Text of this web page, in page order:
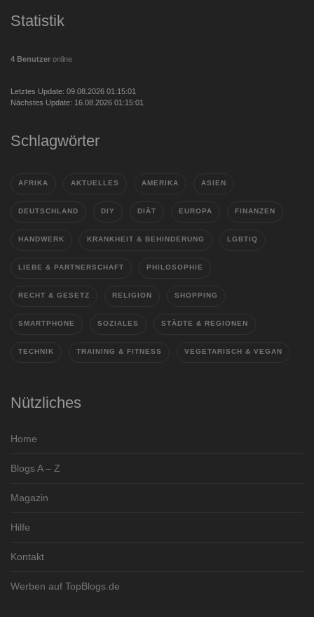
Statistik
4 Benutzer online
Letztes Update: 09.08.2026 01:15:01
Nächstes Update: 16.08.2026 01:15:01
Schlagwörter
AFRIKA AKTUELLES AMERIKA ASIEN
DEUTSCHLAND DIY DIÄT EUROPA FINANZEN
HANDWERK KRANKHEIT & BEHINDERUNG LGBTIQ
LIEBE & PARTNERSCHAFT PHILOSOPHIE
RECHT & GESETZ RELIGION SHOPPING
SMARTPHONE SOZIALES STÄDTE & REGIONEN
TECHNIK TRAINING & FITNESS VEGETARISCH & VEGAN
Nützliches
Home
Blogs A – Z
Magazin
Hilfe
Kontakt
Werben auf TopBlogs.de